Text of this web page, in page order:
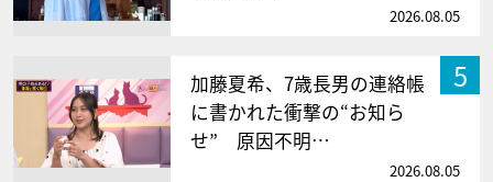
2026.08.05
5
加藤夏希、7歳長男の連絡帳
に書かれた衝撃の“お知ら
せ” 原因不明…
2026.08.05